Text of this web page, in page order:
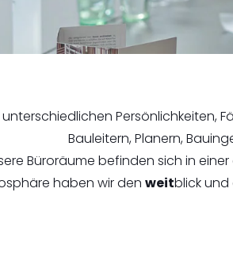
Persönlichkeiten,
Bauleitern, Planern,
Büroräume befinden sich in
haben wir den weitblick